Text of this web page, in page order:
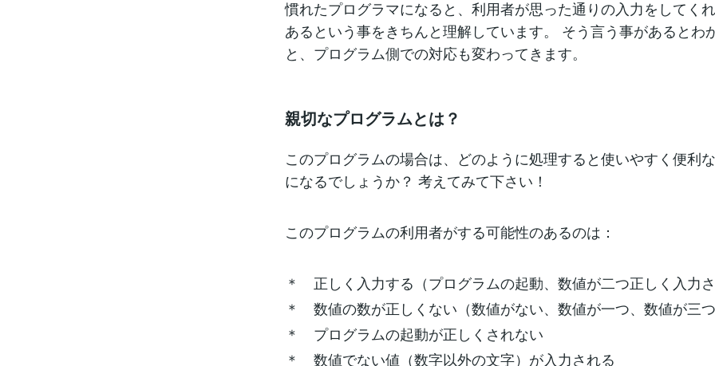
慣れたプログラマになると、利用者が思った通りの入力をしてく
あるという事をきちんと理解しています。 そう言う事があるとわ
と、プログラム側での対応も変わってきます。
親切なプログラムとは？
このプログラムの場合は、どのように処理すると使いやすく便利
になるでしょうか？ 考えてみて下さい！
このプログラムの利用者がする可能性のあるのは：
＊ 正しく入力する（プログラムの起動、数値が二つ正しく入力
＊ 数値の数が正しくない（数値がない、数値が一つ、数値が三
＊ プログラムの起動が正しくされない
＊ 数値でない値（数字以外の文字）が入力される